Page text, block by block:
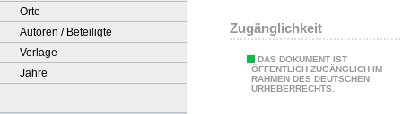
Orte
Autoren / Beteiligte
Verlage
Jahre
Zugänglichkeit
DAS DOKUMENT IST
ÖFFENTLICH ZUGÄNGLICH IM
RAHMEN DES DEUTSCHEN
URHEBERRECHTS.